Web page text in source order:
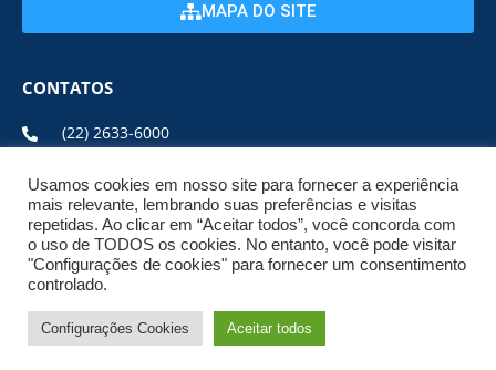
MAPA DO SITE
CONTATOS
(22) 2633-6000
ENDEREÇO E HORÁRIO
ESTRADA DA USINA, Nº 600 CENTRO, CEP: 28950-000
DE SEGUNDA A SEXTA DE 08:00 ÀS 17:00
© 2026 NPI BRASIL. TODOS OS DIREITOS
Usamos cookies em nosso site para fornecer a experiência
mais relevante, lembrando suas preferências e visitas
repetidas. Ao clicar em “Aceitar todos”, você concorda com
o uso de TODOS os cookies. No entanto, você pode visitar
"Configurações de cookies" para fornecer um consentimento
controlado.
Configurações Cookies Aceitar todos